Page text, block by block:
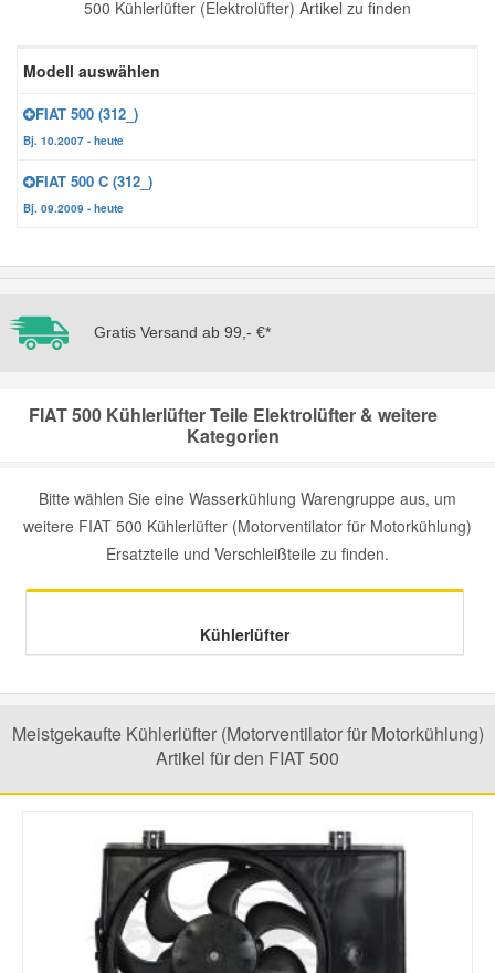
500 Kühlerlüfter (Elektrolüfter) Artikel zu finden
Modell auswählen
FIAT 500 (312_)
Bj. 10.2007 - heute
FIAT 500 C (312_)
Bj. 09.2009 - heute
Gratis Versand ab 99,- €*
FIAT 500 Kühlerlüfter Teile Elektrolüfter & weitere
Kategorien
Bitte wählen Sie eine Wasserkühlung Warengruppe aus, um
weitere FIAT 500 Kühlerlüfter (Motorventilator für Motorkühlung)
Ersatzteile und Verschleißteile zu finden.
Kühlerlüfter
Meistgekaufte Kühlerlüfter (Motorventilator für Motorkühlung)
Artikel für den FIAT 500
Zündanlage und Glühanlage
Jeep Ersatzteile
Kia Ersatzteile
Mazda Ersatzteile
Mitsubishi Ersatzteile
Nissan Ersatzteile
Porsche Ersatzteile
Seat Ersatzteile